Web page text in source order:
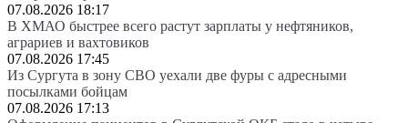
07.08.2026 18:17
В ХМАО быстрее всего растут зарплаты у нефтяников,
аграриев и вахтовиков
07.08.2026 17:45
Из Сургута в зону СВО уехали две фуры с адресными
посылками бойцам
07.08.2026 17:13